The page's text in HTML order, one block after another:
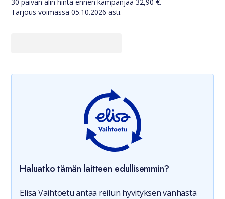
Tarjous voimassa05.10.2026 asti.
Haluatko tämän laitteen edullisemmin?
Elisa Vaihtoetu antaa reilun hyvityksen vanhasta